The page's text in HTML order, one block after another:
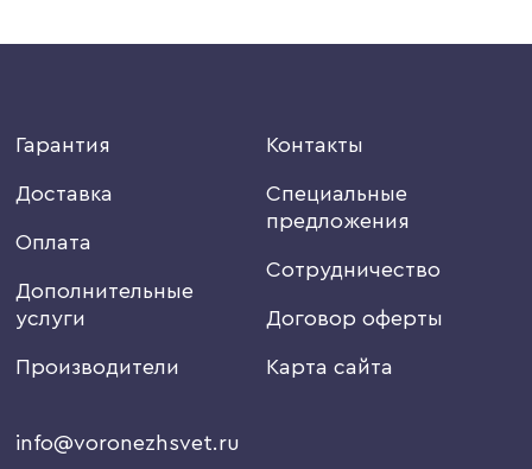
Гарантия
Доставка
Оплата
Дополнительные
услуги
Производители
Контакты
Специальные
предложения
Сотрудничество
Договор оферты
Карта сайта
info@voronezhsvet.ru